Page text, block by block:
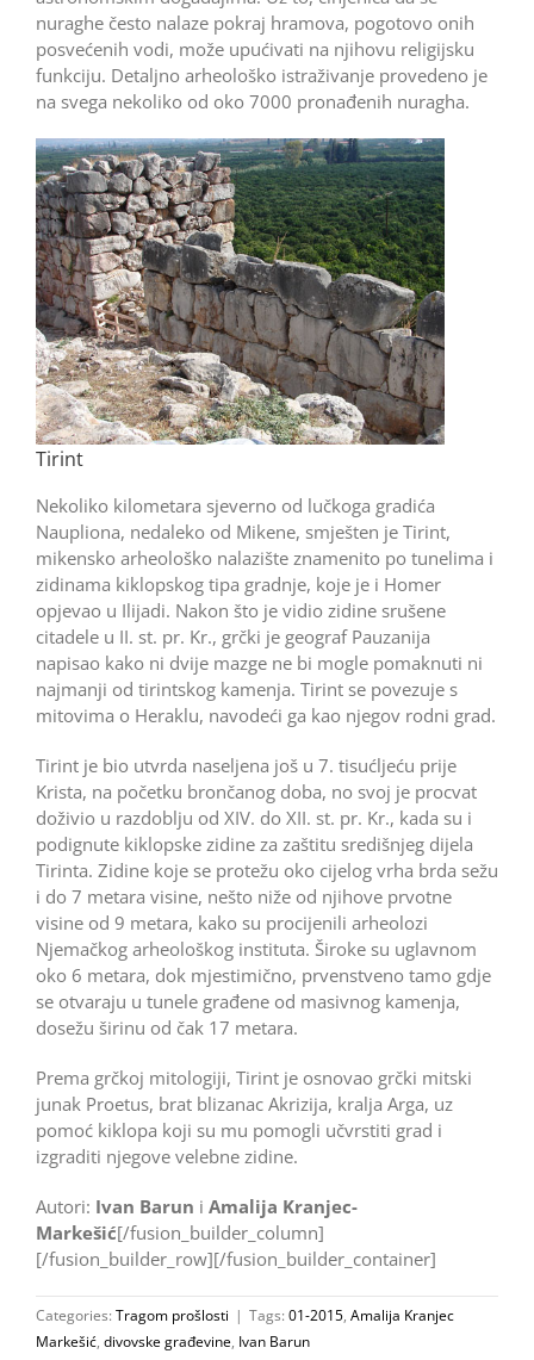
nuraghe često nalaze pokraj hramova, pogotovo onih
posvećenih vodi, može upućivati na njihovu religijsku
funkciju. Detaljno arheološko istraživanje provedeno je
na svega nekoliko od oko 7000 pronađenih nuragha.
Tirint
Nekoliko kilometara sjeverno od lučkoga gradića
Naupliona, nedaleko od Mikene, smješten je Tirint,
mikensko arheološko nalazište znamenito po tunelima i
zidinama kiklopskog tipa gradnje, koje je i Homer
opjevao u Ilijadi. Nakon što je vidio zidine srušene
citadele u II. st. pr. Kr., grčki je geograf Pauzanija
napisao kako ni dvije mazge ne bi mogle pomaknuti ni
najmanji od tirintskog kamenja. Tirint se povezuje s
mitovima o Heraklu, navodeći ga kao njegov rodni grad.
Tirint je bio utvrda naseljena još u 7. tisućljeću prije
Krista, na početku brončanog doba, no svoj je procvat
doživio u razdoblju od XIV. do XII. st. pr. Kr., kada su i
podignute kiklopske zidine za zaštitu središnjeg dijela
Tirinta. Zidine koje se protežu oko cijelog vrha brda sežu
i do 7 metara visine, nešto niže od njihove prvotne
visine od 9 metara, kako su procijenili arheolozi
Njemačkog arheološkog instituta. Široke su uglavnom
oko 6 metara, dok mjestimično, prvenstveno tamo gdje
se otvaraju u tunele građene od masivnog kamenja,
dosežu širinu od čak 17 metara.
Prema grčkoj mitologiji, Tirint je osnovao grčki mitski
junak Proetus, brat blizanac Akrizija, kralja Arga, uz
pomoć kiklopa koji su mu pomogli učvrstiti grad i
izgraditi njegove velebne zidine.
Autori: Ivan Barun i Amalija Kranjec-
Markešić[/fusion_builder_column]
[/fusion_builder_row][/fusion_builder_container]
Categories: Tragom prošlosti | Tags: 01-2015, Amalija Kranjec
Markešić, divovske građevine, Ivan Barun